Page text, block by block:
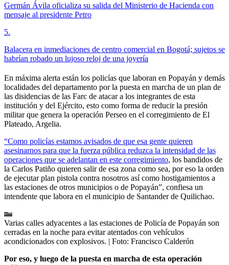
Germán Ávila oficializa su salida del Ministerio de Hacienda con
mensaje al presidente Petro
5.
Balacera en inmediaciones de centro comercial en Bogotá; sujetos se
habrían robado un lujoso reloj de una joyería
En máxima alerta están los policías que laboran en Popayán y demás
localidades del departamento por la puesta en marcha de un plan de
las disidencias de las Farc de atacar a los integrantes de esta
institución y del Ejército, esto como forma de reducir la presión
militar que genera la operación Perseo en el corregimiento de El
Plateado, Argelia.
“Como policías estamos avisados de que esa gente quieren
asesinarnos para que la fuerza pública reduzca la intensidad de las
operaciones que se adelantan en este corregimiento, los bandidos de
la Carlos Patiño quieren salir de esa zona como sea, por eso la orden
de ejecutar plan pistola contra nosotros así como hostigamientos a
las estaciones de otros municipios o de Popayán”, confiesa un
intendente que labora en el municipio de Santander de Quilichao.
Varias calles adyacentes a las estaciones de Policía de Popayán son
cerradas en la noche para evitar atentados con vehículos
acondicionados con explosivos. | Foto: Francisco Calderón
Por eso, y luego de la puesta en marcha de esta operación